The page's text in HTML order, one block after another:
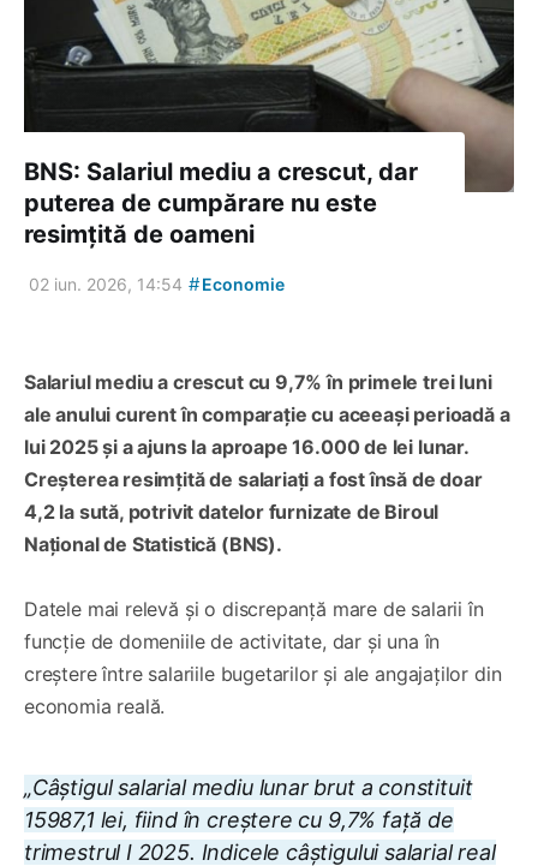
BNS: Salariul mediu a crescut, dar
puterea de cumpărare nu este
resimțită de oameni
02 iun. 2026, 14:54 #Economie
Salariul mediu a crescut cu 9,7% în primele trei luni
ale anului curent în comparație cu aceeași perioadă a
lui 2025 și a ajuns la aproape 16.000 de lei lunar.
Creșterea resimțită de salariați a fost însă de doar
4,2 la sută, potrivit datelor furnizate de Biroul
Național de Statistică (BNS).
Datele mai relevă și o discrepanță mare de salarii în
funcție de domeniile de activitate, dar și una în
creștere între salariile bugetarilor și ale angajaților din
economia reală.
„Câștigul salarial mediu lunar brut a constituit
15987,1 lei, fiind în creștere cu 9,7% față de
trimestrul I 2025. Indicele câștigului salarial real